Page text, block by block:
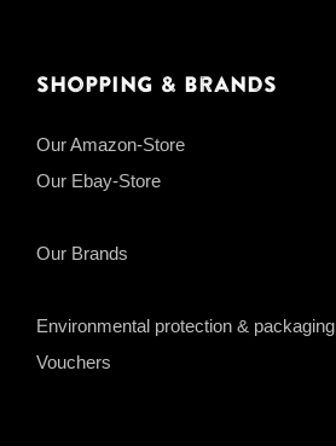
Shopping & Brands
Our Amazon-Store
Our Ebay-Store
Our Brands
Environmental protection & packaging
Vouchers